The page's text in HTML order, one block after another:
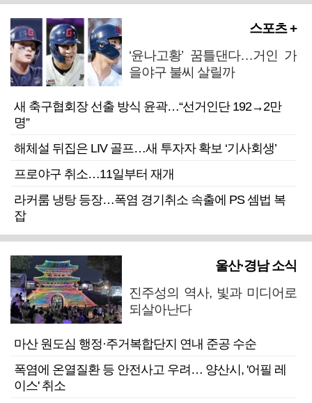
스포츠 +
‘윤나고황’ 꿈틀댄다…거인 가
을야구 불씨 살릴까
새 축구협회장 선출 방식 윤곽…“선거인단 192→2만
명”
해체설 뒤집은 LIV 골프…새 투자자 확보 ‘기사회생’
프로야구 취소…11일부터 재개
라커룸 냉탕 등장…폭염 경기취소 속출에 PS 셈법 복
잡
울산·경남 소식
진주성의 역사, 빛과 미디어로
되살아난다
마산 원도심 행정·주거복합단지 연내 준공 수순
폭염에 온열질환 등 안전사고 우려… 양산시, '어필 레
이스' 취소